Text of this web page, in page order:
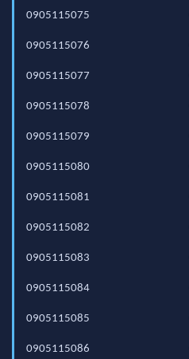
0905115075
0905115076
0905115077
0905115078
0905115079
0905115080
0905115081
0905115082
0905115083
0905115084
0905115085
0905115086